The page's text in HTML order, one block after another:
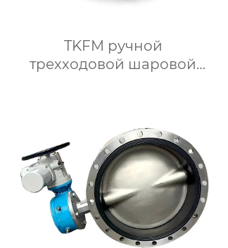
TKFM ручной
трехходовой шаровой
DN100 для
нефтехимических систем